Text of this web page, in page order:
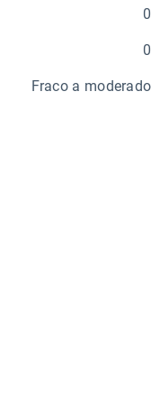
0
0
Fraco a moderado